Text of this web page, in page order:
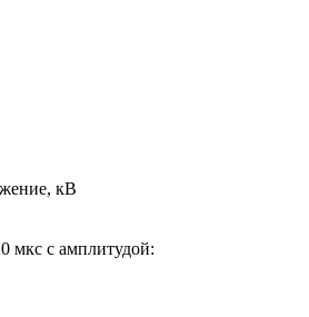
кВ
мкс с амплитудой: